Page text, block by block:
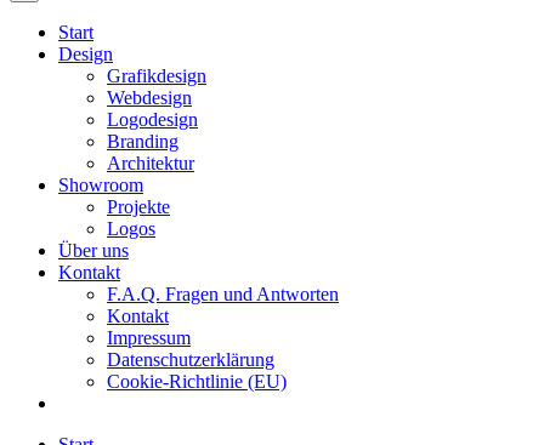
Start
Design
Grafikdesign
Webdesign
Logodesign
Branding
Architektur
Showroom
Projekte
Logos
Über uns
Kontakt
F.A.Q. Fragen und Antworten
Kontakt
Impressum
Datenschutzerklärung
Cookie-Richtlinie (EU)